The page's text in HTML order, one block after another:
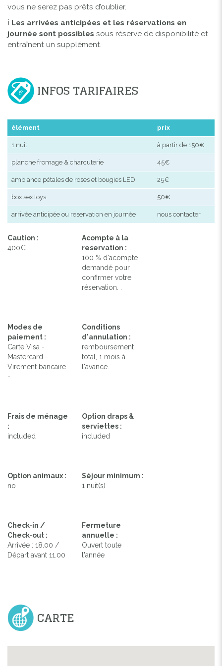
vous ne serez pas prêts d’oublier.
ℹ️ Les arrivées anticipées et les réservations en
journée sont possibles sous réserve de disponibilité et
entraînent un supplément.
INFOS TARIFAIRES
élément prix
1 nuit à partir de 150€
planche fromage & charcuterie 45€
ambiance pétales de roses et bougies LED 25€
box sex toys 50€
arrivée anticipée ou reservation en journée nous contacter
Caution :
400€
Acompte à la
reservation :
100 % d'acompte
demandé pour
confirmer votre
réservation. .
Modes de
paiement :
Carte Visa -
Mastercard -
Virement bancaire
-
Conditions
d'annulation :
remboursement
total, 1 mois à
l'avance.
Frais de ménage
:
included
Option draps &
serviettes :
included
Option animaux :
no
Séjour minimum :
1 nuit(s)
Check-in /
Check-out :
Arrivée : 18.00 /
Départ avant 11.00
Fermeture
annuelle :
Ouvert toute
l'année
CARTE